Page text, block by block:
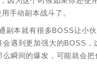
手动副本战斗了。
本就有很多BOSS让小
遇到更加强大的BOSS
瞬间的爆发，可能就会把